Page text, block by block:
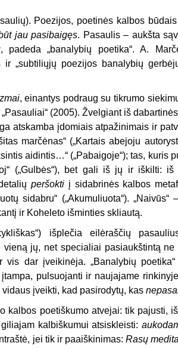
Poezijos, poetinės kalbos
jau pasibaigęs. Pasaulis – aukšta
, padeda „banalybių poetika“. A.
„subtiliųjų poezijos banalybių
, einantys podraug su tikrumo
(2005). Žvelgiant iš
atskamba įdomiais atpažinimais ir
marčėnas“ („Kartais abejoju
aidintis…“ („Pabaigoje“); tas, kuris
(„Gulbės“), bet gali iš jų ir iškilti: iš
peršokti į sidabrinės kalbos
sidabru“ („Akumuliuota“). „Naivūs“
ir Koheleto išminties skliautą.
išplečia eilėraščių
jų, net specialiai pasiaukštintą ne
vis dar įveikinėja. „Banalybių
pulsuojanti ir naujajame
įveikti, kad pasirodytų, kas
kalbos poetiškumo atvejai: tik pajusti,
kalbiškumui atsiskleisti:
jei tik ir paaiškinimas: Rasų